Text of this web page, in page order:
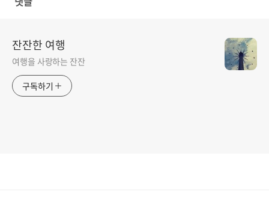
잔잔한 여행
여행을 사랑하는 잔잔
구독하기